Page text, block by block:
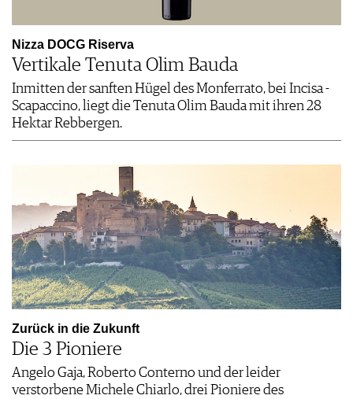
Nizza DOCG Riserva
Vertikale Tenuta Olim Bauda
Inmitten der sanften Hügel des Monferrato, bei Incisa ­
Scapaccino, liegt die Tenuta Olim Bauda mit ihren 28
Hektar Rebbergen.
Zurück in die Zukunft
Die 3 Pioniere
Angelo Gaja, Roberto Conterno und der leider
verstorbene Michele Chiarlo, drei Pioniere des